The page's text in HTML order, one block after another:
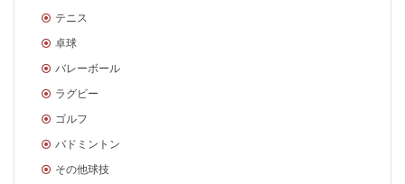
テニス
卓球
バレーボール
ラグビー
ゴルフ
バドミントン
その他球技